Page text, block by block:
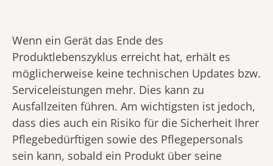
Wenn ein Gerät das Ende des
Produktlebenszyklus erreicht hat, erhält es
möglicherweise keine technischen Updates bzw.
Serviceleistungen mehr. Dies kann zu
Ausfallzeiten führen. Am wichtigsten ist jedoch,
dass dies auch ein Risiko für die Sicherheit Ihrer
Pflegebedürftigen sowie des Pflegepersonals
sein kann, sobald ein Produkt über seine